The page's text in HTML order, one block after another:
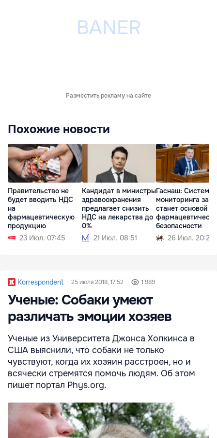
Разместить рекламу на сайте
Похожие новости
Правительство не
будет вводить НДС
на
фармацевтическую
продукцию
23 Июл. 07:45
Кандидат в министры
здравоохранения
предлагает снизить
НДС на лекарства до
0%
21 Июл. 08:51
Гаснаш: Система
мониторинга
станет основой
безопасности
26 Июл. 20:27
Korrespondent 25 июля 2018, 17:52 1 989
Ученые: Собаки умеют
различать эмоции хозяев
Ученые из Университета Джонса Хопкинса в
США выяснили, что собаки не только
чувствуют, когда их хозяин расстроен, но и
всячески стремятся помочь людям. Об этом
пишет портал Phys.org.